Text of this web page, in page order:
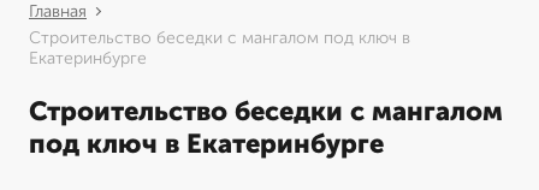
Главная
Строительство беседки с мангалом под ключ в
Екатеринбурге
Строительство беседки с мангалом
под ключ в Екатеринбурге